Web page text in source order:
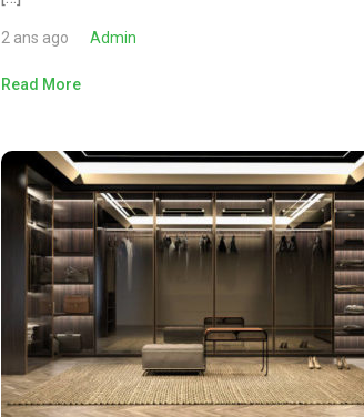
2 ans ago Admin
Read More